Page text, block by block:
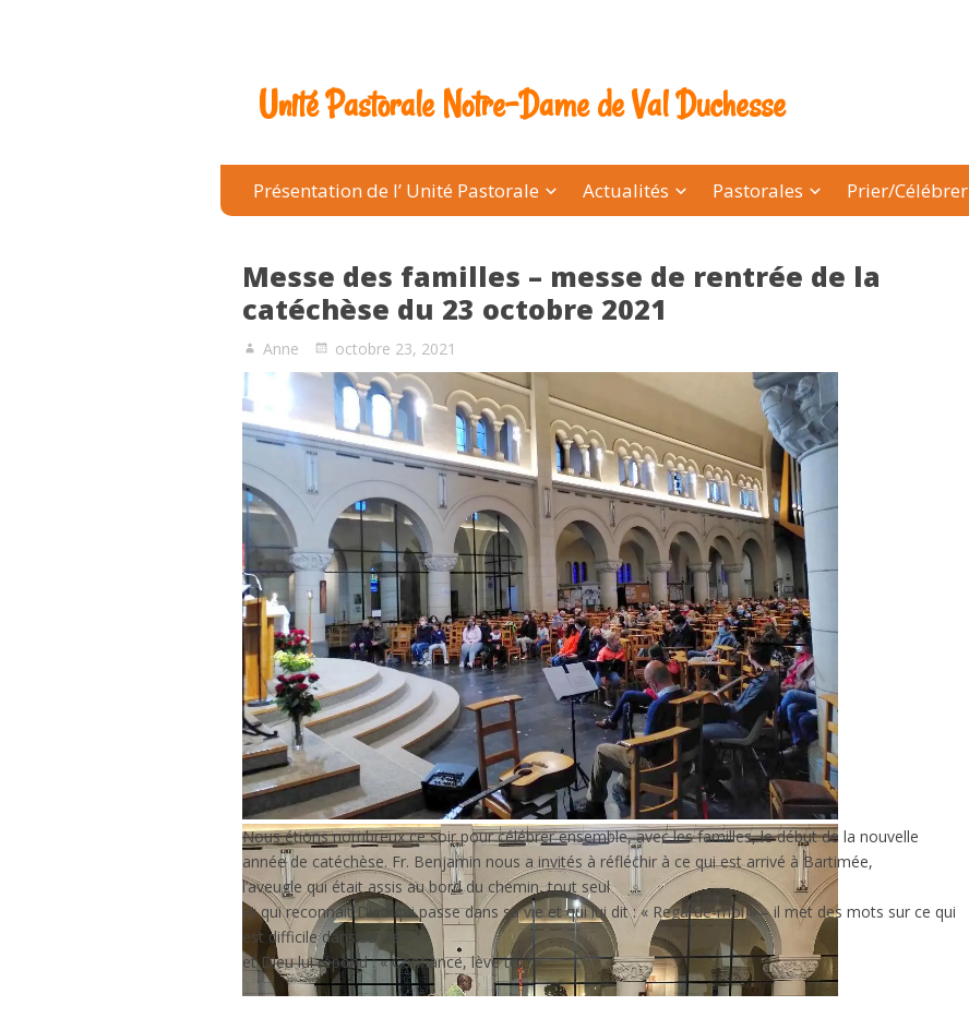
Unité Pastorale Notre-Dame de Val Duchesse
Présentation de l’ Unité Pastorale Actualités Pastorales Prier/Célébrer
Messe des familles – messe de rentrée de la
catéchèse du 23 octobre 2021
Anne octobre 23, 2021
Nous étions nombreux ce soir pour célébrer ensemble, avec les familles, le début de la nouvelle
année de catéchèse. Fr. Benjamin nous a invités à réfléchir à ce qui est arrivé à Bartimée,
l’aveugle qui était assis au bord du chemin, tout seul
et qui reconnait Dieu qui passe dans sa vie et qui lui dit : « Regarde-moi » – il met des mots sur ce qui
est difficile dans sa vie –
et Dieu lui répond : « Confiance, lève toi ! »